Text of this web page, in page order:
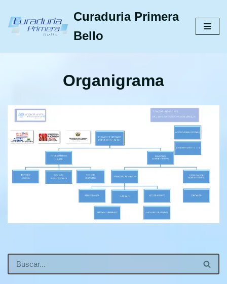
Saltar
contenido
Curaduria Primera
Bello
Organigrama